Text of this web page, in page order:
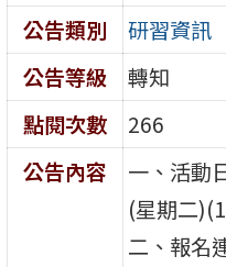
公告類別
研習資訊
公告等級
轉知
點閱次數
266
公告內容
一、活動
(星期二
二、報